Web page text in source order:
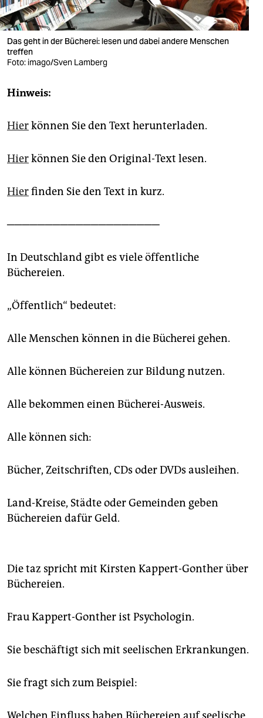
verlag
verlag
veranstaltungen
unterstützen
epaper login
Das geht in der Bücherei: lesen und dabei andere Menschen
treffen
Foto: imago/Sven Lamberg
Hinweis:
Hierkönnen Sie den Text herunterladen.
Hierkönnen Sie den Original-Text lesen.
Hierfinden Sie den Text in kurz.
────────────────────
In Deutschland gibt es viele öffentliche
Büchereien.
„Öffentlich“ bedeutet:
Alle Menschen können in die Bücherei gehen.
Alle können Büchereien zur Bildung nutzen.
Alle bekommen einen Bücherei-Ausweis.
Alle können sich:
Bücher, Zeitschriften, CDs oder DVDs ausleihen.
Land-Kreise, Städte oder Gemeinden geben
Büchereien dafür Geld.
Die taz spricht mit Kirsten Kappert-Gonther über
Büchereien.
Frau Kappert-Gonther ist Psychologin.
Sie beschäftigt sich mit seelischen Erkrankungen.
Sie fragt sich zum Beispiel: